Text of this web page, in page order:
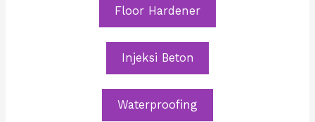
Floor Hardener
Injeksi Beton
Waterproofing